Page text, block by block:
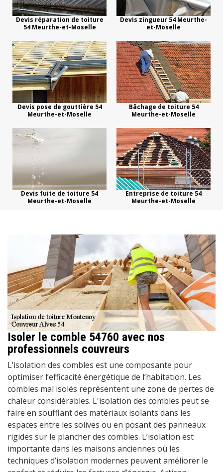
Devis réparation de toiture
54 Meurthe-et-Moselle
Devis zingueur 54 Meurthe-
et-Moselle
Devis pose de gouttière 54
Meurthe-et-Moselle
Bâchage de toiture 54
Meurthe-et-Moselle
Devis fuite de toiture 54
Meurthe-et-Moselle
Entreprise de toiture 54
Meurthe-et-Moselle
Isoler le comble 54760 avec nos
professionnels couvreurs
L’isolation des combles est une composante pour
optimiser l’efficacité énergétique de l’habitation. Les
combles mal isolés représentent une zone de pertes de
chaleur considérables. L'isolation des combles peut se
faire en soufflant des matériaux isolants dans les
espaces entre les solives ou en posant des panneaux
rigides sur le plancher des combles. L’isolation est
importante dans les maisons anciennes où les
techniques d’isolation modernes peuvent améliorer le